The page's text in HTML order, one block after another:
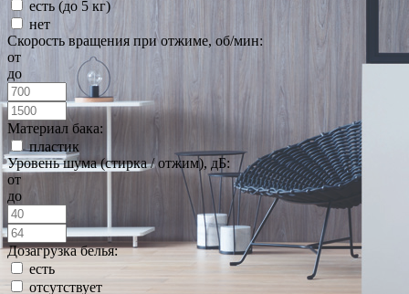
есть (до 5 кг)
нет
Скорость вращения при отжиме, об/мин:
от
до
Материал бака:
пластик
Уровень шума (стирка / отжим), дБ:
от
до
Дозагрузка белья:
есть
отсутствует